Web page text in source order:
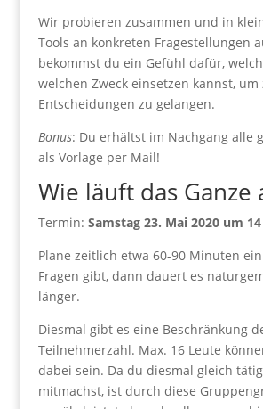
Wir probieren zusammen und in
Tools an konkreten Fragestellungen
bekommst du ein Gefühl dafür,
welchen Zweck einsetzen kannst, um
Entscheidungen zu gelangen.
Bonus: Du erhältst im Nachgang alle
als Vorlage per Mail!
Wie läuft das Ganze
Termin: Samstag 23. Mai 2020 um
Plane zeitlich etwa 60-90 Minuten
Fragen gibt, dann dauert es
länger.
Diesmal gibt es eine Beschränkung
Teilnehmerzahl. Max. 16 Leute
dabei sein. Da du diesmal gleich
mitmachst, ist durch diese